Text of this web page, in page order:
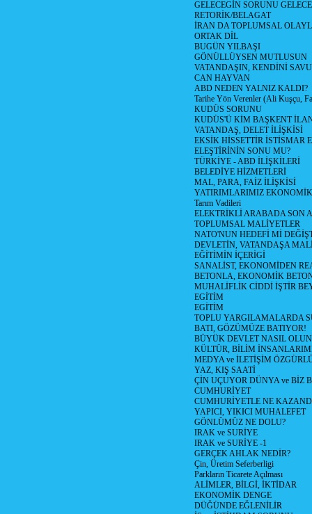
GELECEGİN SORUNU
RETORİK/BELAGAT
İRAN DA TOPLUMSAL
ORTAK DİL
BUGÜN YILBAŞI
GÖNÜLLÜYSEN MUTLUSUN
VATANDAŞIN, KENDİNİ
CAN HAYVAN
ABD NEDEN YALNIZ KALDI?
Tarihe Yön Verenler (Ali Kuşçu,
KUDÜS SORUNU
KUDÜS'Ü KİM BAŞKENT
VATANDAŞ, DELET İLİŞKİSİ
EKSİK HİSSETTİR İSTİSMAR
ELEŞTİRİNİN SONU MU?
TÜRKİYE - ABD İLİŞKİLERİ
BELEDİYE HİZMETLERİ
MAL, PARA, FAİZ İLİŞKİSİ
YATIRIMLARIMIZ
Tarım Vadileri
ELEKTRİKLİ ARABADA SON
TOPLUMSAL MALİYETLER
NATO'NUN HEDEFİ Mİ
DEVLETİN, VATANDAŞA
EĞİTİMİN İÇERİGİ
SANALİST, EKONOMİDEN
BETONLA, EKONOMİK
MUHALİFLİK CİDDİ İŞTİR
EGİTİM
EGİTİM
TOPLU YARGILAMALARDA
BATI, GÖZÜMÜZE BATIYOR!
BÜYÜK DEVLET NASIL
KÜLTÜR, BİLİM
MEDYA ve İLETİŞİM
YAZ, KIŞ SAATİ
ÇİN UÇUYOR DÜNYA ve BİZ
CUMHURİYET
CUMHURİYETLE NE
YAPICI, YIKICI MUHALEFET
GÖNLÜMÜZ NE DOLU?
IRAK ve SURİYE
IRAK ve SURİYE -1
GERÇEK AHLAK NEDİR?
Çin, Üretim Seferberligi
Parkların Ticarete Açılması
ALİMLER, BİLGİ, İKTİDAR
EKONOMİK DENGE
DÜĞÜNDE EĞLENİLİR